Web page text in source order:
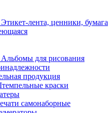
Этикет-лента, ценники, бумага
Альбомы для рисования
продукция
краски
самонаборные